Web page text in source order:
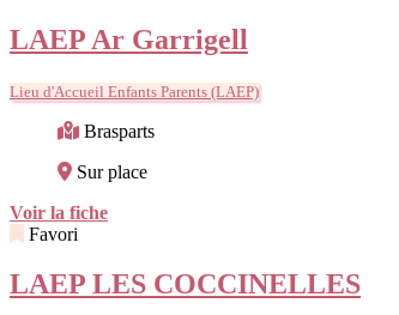
LAEP Ar Garrigell
Lieu d'Accueil Enfants Parents (LAEP)
Brasparts
Sur place
Voir la fiche
Favori
LAEP LES COCCINELLES